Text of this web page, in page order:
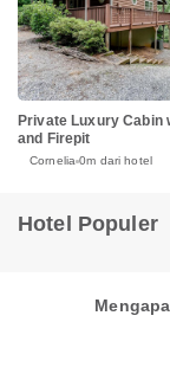
Private Luxury Cabin
and Firepit
Cornelia 0m dari hotel
Hotel Populer